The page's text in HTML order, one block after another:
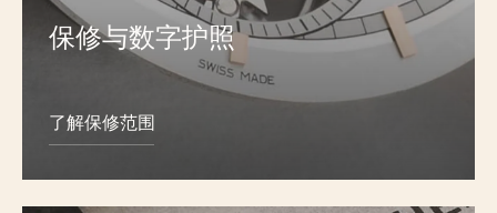
保修与数字护照
了解保修范围